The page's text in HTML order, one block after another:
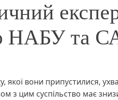
НАБУ та
вони припустилися,
з цим суспільство має